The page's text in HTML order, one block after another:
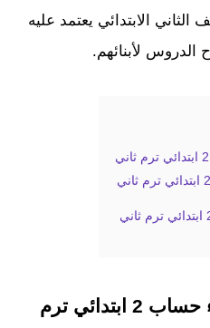
الابتدائي يعتمد عليه
الدروس لأبنائهم.
مواصفات كتاب الأضواء حساب 2 ابتدائي ترم